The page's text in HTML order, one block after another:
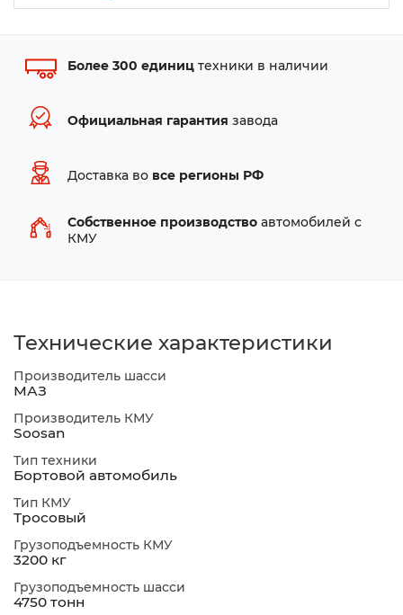
Более 300 единиц техники в наличии
Официальная гарантия завода
Доставка во все регионы РФ
Собственное производство автомобилей с
КМУ
Технические характеристики
Производитель шасси
МАЗ
Производитель КМУ
Soosan
Тип техники
Бортовой автомобиль
Тип КМУ
Тросовый
Грузоподъемность КМУ
3200 кг
Грузоподъемность шасси
4750 тонн